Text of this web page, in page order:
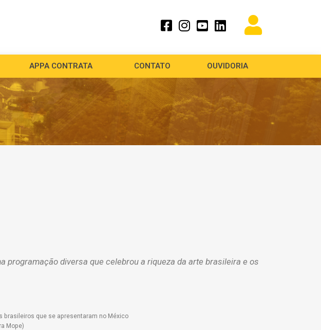
APPA CONTRATA CONTATO OUVIDORIA
programação diversa que celebrou a riqueza da arte brasileira e os
brasileiros que se apresentaram no México
Mope)